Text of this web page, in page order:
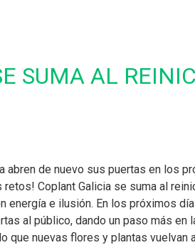
SUMA AL
abren de nuevo sus puertas en los
retos! Coplant Galicia se suma al
energía e ilusión. En los próximos
al público, dando un paso más en
que nuevas flores y plantas vuelvan